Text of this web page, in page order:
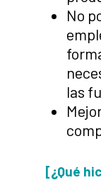
No
las
[¿Qué